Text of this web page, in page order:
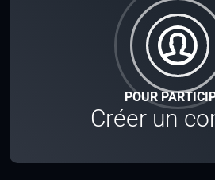
POUR
Créer un